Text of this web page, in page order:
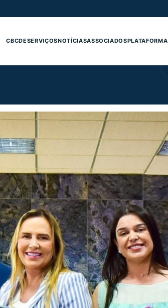
CBCDESERVIÇOSNOTÍCIASASSOCIADOSPLATAFORMA